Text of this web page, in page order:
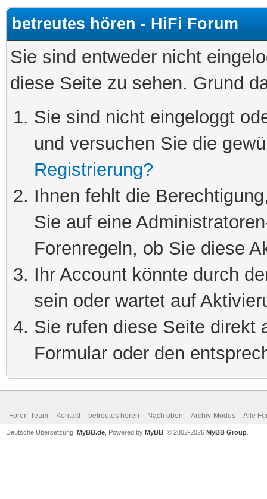
betreutes hören - HiFi Forum
Sie sind entweder nicht
diese Seite zu sehen. Grund
Sie sind nicht eingeloggt
und versuchen Sie die
Registrierung?
Ihnen fehlt die
Sie auf eine
Forenregeln, ob Sie diese
Ihr Account könnte durch
sein oder wartet auf
Sie rufen diese Seite direkt
Formular oder den
Foren-Team Kontakt betreutes hören Nach oben Archiv-Modus Alle
Deutsche Übersetzung: MyBB.de , Powered by MyBB , © 2002-2026 MyBB Group